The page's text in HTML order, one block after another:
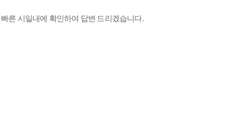
빠른 시일내에 확인하여 답변 드리겠습니다.